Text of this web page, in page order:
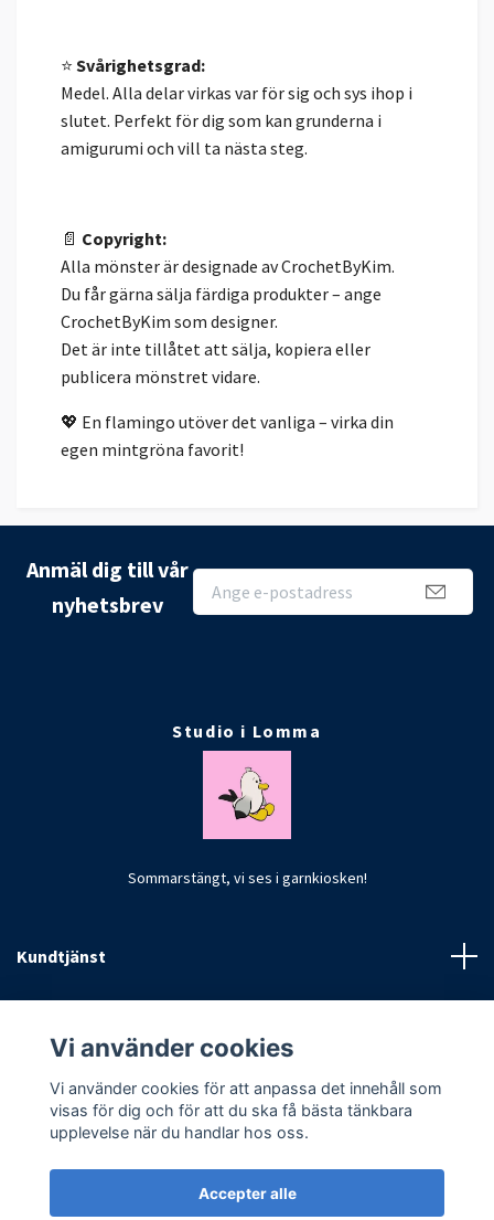
⭐ Svårighetsgrad:
Medel. Alla delar virkas var för sig och sys ihop i
slutet. Perfekt för dig som kan grunderna i
amigurumi och vill ta nästa steg.
📄 Copyright:
Alla mönster är designade av CrochetByKim.
Du får gärna sälja färdiga produkter – ange
CrochetByKim som designer.
Det är inte tillåtet att sälja, kopiera eller
publicera mönstret vidare.
💖 En flamingo utöver det vanliga – virka din
egen mintgröna favorit!
Anmäl dig till vår
nyhetsbrev
Studio i Lomma
Sommarstängt, vi ses i garnkiosken!
Kundtjänst
Vi använder cookies
Vi använder cookies för att anpassa det innehåll som
visas för dig och för att du ska få bästa tänkbara
upplevelse när du handlar hos oss.
Accepter alle